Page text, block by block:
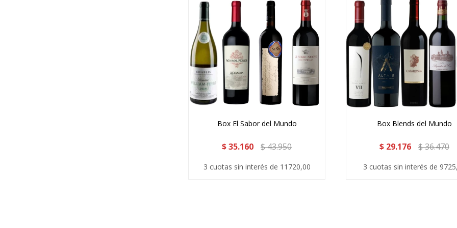
Box El Sabor del Mundo
$35.160 $43.950
3 cuotas sin interés de 11720,00
Box Blends del Mundo
$ 29.176 $36.470
3 cuotas sin interés de